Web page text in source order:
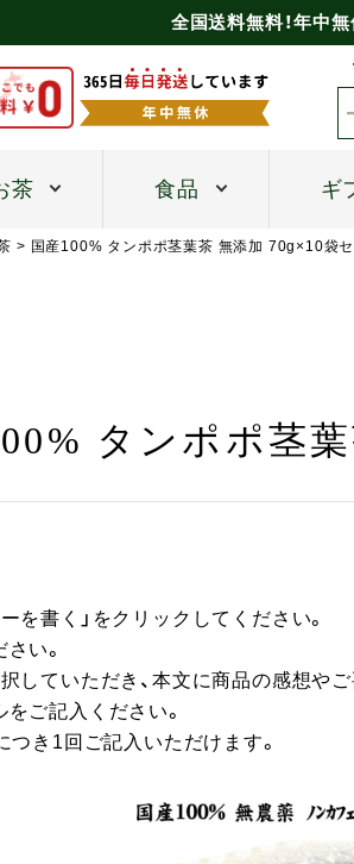
全国送料無料！年中
茶 食品 ギ
国産100% タンポポ茎葉茶 無添加 70g×10袋
タンポポ茎
を書く」をクリックしてください。
い。
していただき、本文に商品の感想やご
ご記入ください。
き1回ご記入いただけます。